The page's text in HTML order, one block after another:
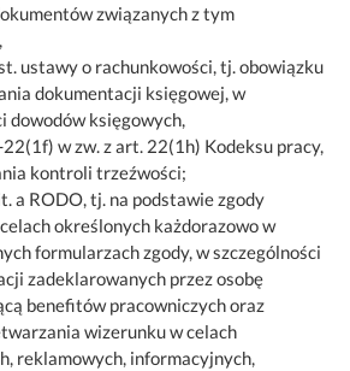
związanych z tym
ustawy o rachunkowości, tj. obowiązku
dokumentacji księgowej, w
dowodów księgowych,
w zw. z art. 22(1h) Kodeksu pracy,
kontroli trzeźwości;
a RODO, tj. na podstawie zgody
określonych każdorazowo w
formularzach zgody, w szczególności
zadeklarowanych przez osobę
benefitów pracowniczych oraz
wizerunku w celach
reklamowych, informacyjnych,